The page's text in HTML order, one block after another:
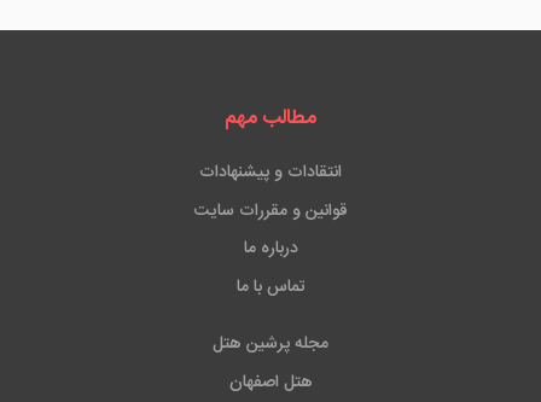
مطالب مهم
انتقادات و پیشنهادات
قوانین و مقررات سایت
درباره ما
تماس با ما
مجله پرشین هتل
هتل اصفهان